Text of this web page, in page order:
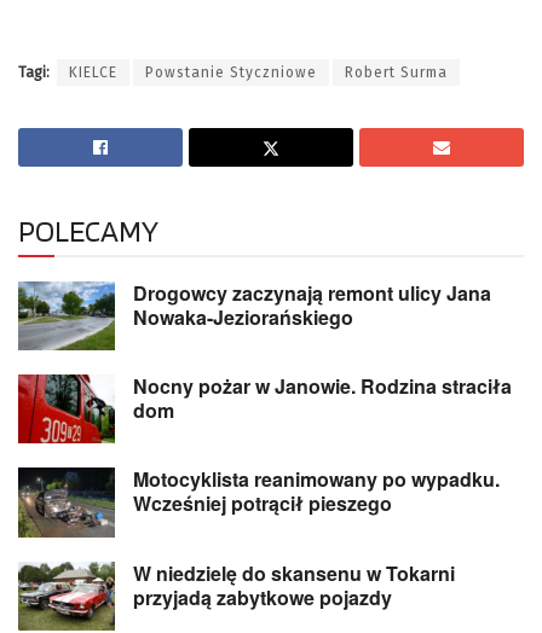
Tagi: KIELCE Powstanie Styczniowe Robert Surma
POLECAMY
Drogowcy zaczynają remont ulicy Jana
Nowaka-Jeziorańskiego
Nocny pożar w Janowie. Rodzina straciła
dom
Motocyklista reanimowany po wypadku.
Wcześniej potrącił pieszego
W niedzielę do skansenu w Tokarni
przyjadą zabytkowe pojazdy